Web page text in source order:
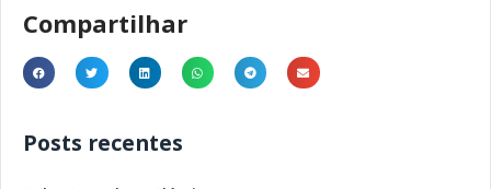
Compartilhar
Posts recentes